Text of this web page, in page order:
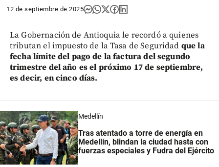
12 de septiembre de 2025
La Gobernación de Antioquia le recordó a quienes
tributan el impuesto de la Tasa de Seguridad que la
fecha límite del pago de la factura del segundo
trimestre del año es el próximo 17 de septiembre,
es decir, en cinco días.
Medellín
Tras atentado a torre de energía en
Medellín, blindan la ciudad hasta con
fuerzas especiales y Fudra del Ejército